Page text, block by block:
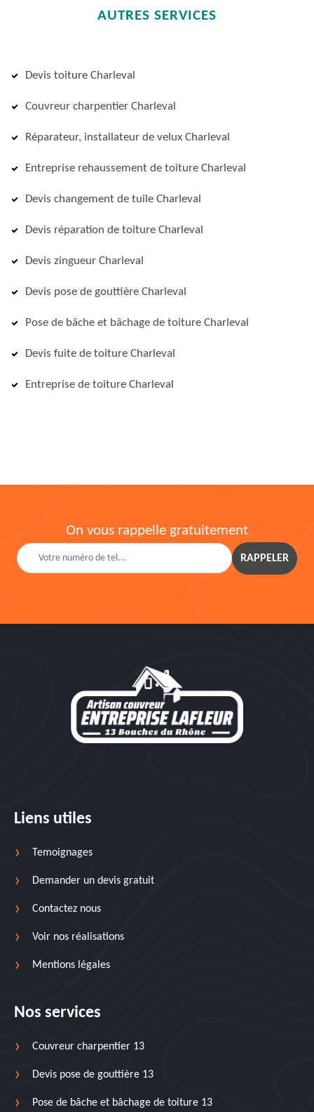
AUTRES SERVICES
Devis toiture Charleval
Couvreur charpentier Charleval
Réparateur, installateur de velux Charleval
Entreprise rehaussement de toiture Charleval
Devis changement de tuile Charleval
Devis réparation de toiture Charleval
Devis zingueur Charleval
Devis pose de gouttière Charleval
Pose de bâche et bâchage de toiture Charleval
Devis fuite de toiture Charleval
Entreprise de toiture Charleval
On vous rappelle gratuitement
Liens utiles
Temoignages
Demander un devis gratuit
Contactez nous
Voir nos réalisations
Mentions légales
Nos services
Couvreur charpentier 13
Devis pose de gouttière 13
Pose de bâche et bâchage de toiture 13